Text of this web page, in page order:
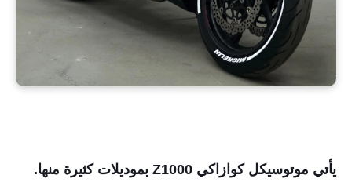
يأتي موتوسيكل كوازاكي Z1000 بموديلات كثيرة منها.